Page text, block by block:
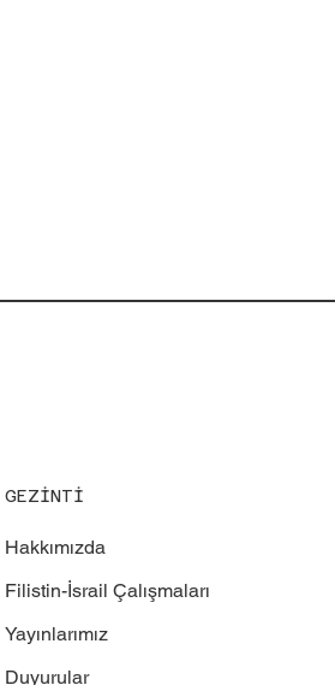
GEZİNTİ
Hakkımızda
Filistin-İsrail Çalışmaları
Yayınlarımız
Duyurular